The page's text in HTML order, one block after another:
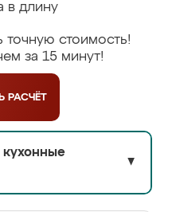
в длину
стоимость!
за 15 минут!
РАСЧЁТ
кухонные
▼